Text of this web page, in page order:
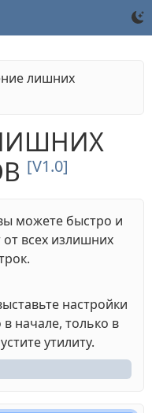
лишних
[V1.0]
можете быстро и
от всех излишних
настройки
начале, только в
утилиту.